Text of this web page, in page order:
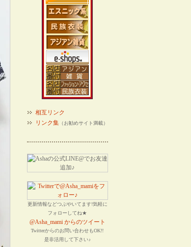
相互リンク
リンク集（お勧めサイト満載）
更新情報などつぶやいてます!気軽に
フォローしてね★
@Asha_mami からのツイート
Twitterからのお問い合わせもOK!!
是非活用して下さい♪